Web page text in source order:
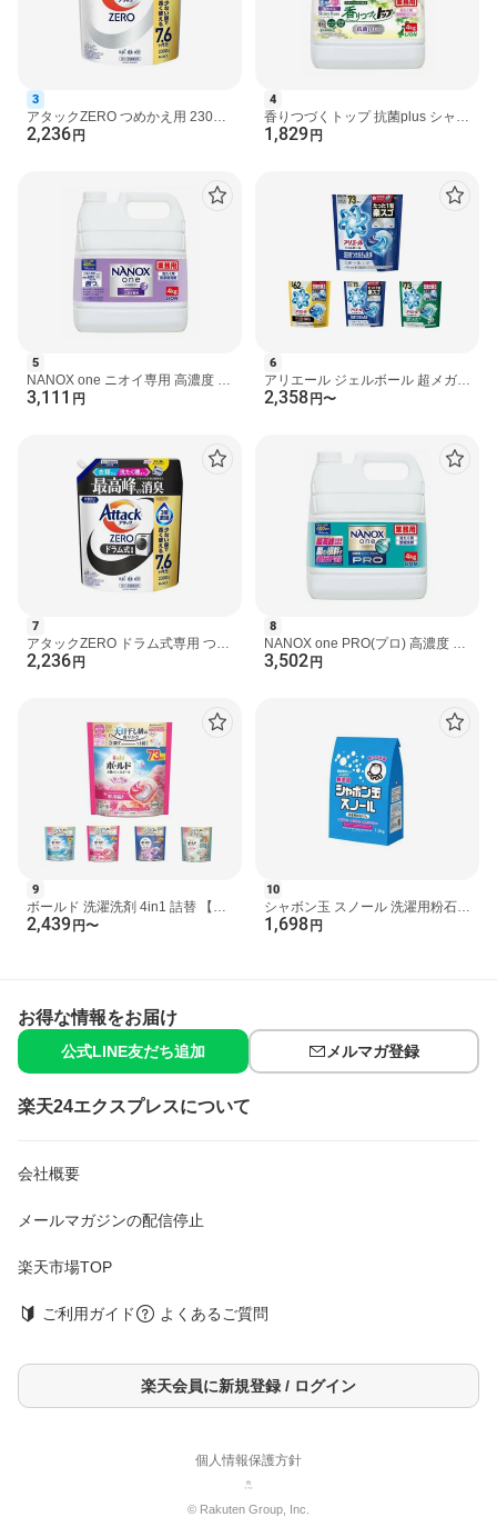
り扱いください。
・袋の切り口や角で手を切らないようご注意ください。
中国
発売元、製造元、輸入元又は販売元
楽天グループ株式会社 電話：050-5444-7654
[洗濯洗剤 アタックZERO]
sou#251218
kmo#251218
3
アタックZERO つめかえ用 2300g
【アタックZERO】 洗濯洗剤
2,236 円
4
香りつづくトップ 抗菌plus シャイ
ニーローズ 柔軟剤入り洗濯洗剤 大
1,829 円
5
NANOX one ニオイ専用 高濃度 洗
濯洗剤 詰め替え 大容量 業務用
3,111 円
6
アリエール ジェルボール 超メガジ
ャンボ 洗濯洗剤 【アリエール ジ
2,358 円〜
7
アタックZERO ドラム式専用 つめ
かえ用 2300g 【アタックZERO】
2,236 円
8
NANOX one PRO(プロ) 高濃度 洗
濯洗剤 詰め替え 大容量 業務用
3,502 円
9
ボールド 洗濯洗剤 4in1 詰替 【ボ
ールド ジェルボール】 ホワイトテ
2,439 円〜
10
シャボン玉 スノール 洗濯用粉石け
ん 1.5kg 洗濯洗剤
1,698 円
お得な情報をお届け
公式LINE友だち追加 メルマガ登録
楽天24エクスプレスについて
会社概要
メールマガジンの配信停止
楽天市場TOP
ご利用ガイド よくあるご質問
楽天会員に新規登録 / ログイン
個人情報保護方針
© Rakuten Group, Inc.